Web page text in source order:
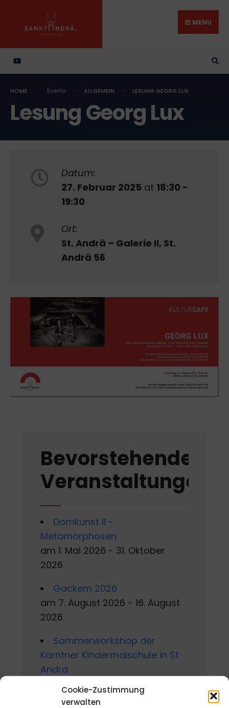
Cookie-Zustimmung
verwalten
content
MENU
HOME Events ALLGEMEIN LESUNG GEORG LUX
Lesung Georg Lux
Datum:
27. Februar 2025 at 18:30 -
19:30
Ort:
St. Andrä – Galerie II, St.
Andrä 56
Bevorstehende
Veranstaltungen
Domkunst II -
Metamorphosen
am 1. Mai 2026 - 31. Oktober
2026
Gackern 2026
am 7. August 2026 - 16. August
2026
Sommerworkshop der
Kärntner Kindermalschule in St.
Andrä
am 10. August 2026 - 15. August
2026